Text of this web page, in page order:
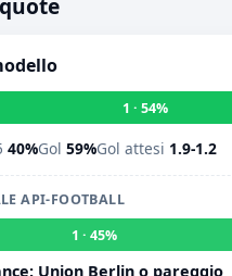
1 · 54%
40%Gol 59%Gol attesi 1.9-1.2
API-FOOTBALL
1 · 45%
Union Berlin o pareggio